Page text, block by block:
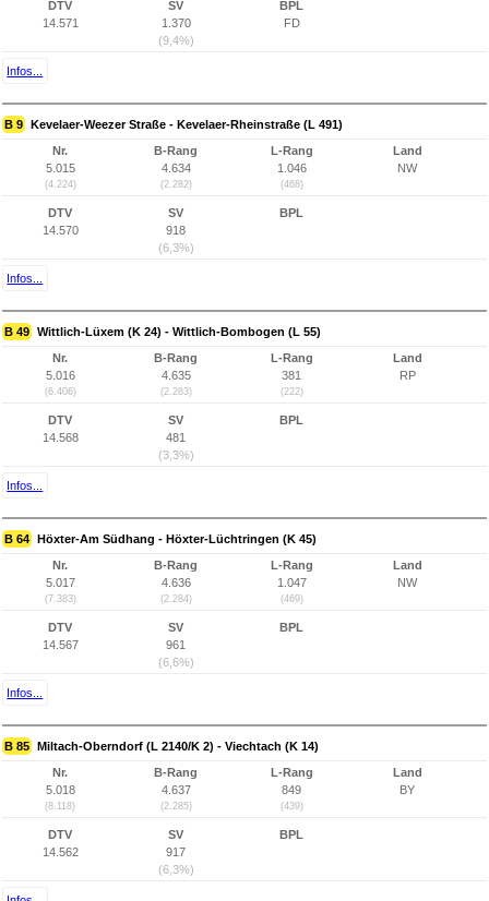
DTV
14.571
SV
1.370
(9,4%)
BPL
FD
Infos...
B 9 Kevelaer-Weezer Straße - Kevelaer-Rheinstraße (L 491)
Nr.
5.015
(4.224)
B-Rang
4.634
(2.282)
L-Rang
1.046
(468)
Land
NW
DTV
14.570
SV
918
(6,3%)
BPL
Infos...
B 49 Wittlich-Lüxem (K 24) - Wittlich-Bombogen (L 55)
Nr.
5.016
(6.406)
B-Rang
4.635
(2.283)
L-Rang
381
(222)
Land
RP
DTV
14.568
SV
481
(3,3%)
BPL
Infos...
B 64 Höxter-Am Südhang - Höxter-Lüchtringen (K 45)
Nr.
5.017
(7.383)
B-Rang
4.636
(2.284)
L-Rang
1.047
(469)
Land
NW
DTV
14.567
SV
961
(6,6%)
BPL
Infos...
B 85 Miltach-Oberndorf (L 2140/K 2) - Viechtach (K 14)
Nr.
5.018
(8.118)
B-Rang
4.637
(2.285)
L-Rang
849
(439)
Land
BY
DTV
14.562
SV
917
(6,3%)
BPL